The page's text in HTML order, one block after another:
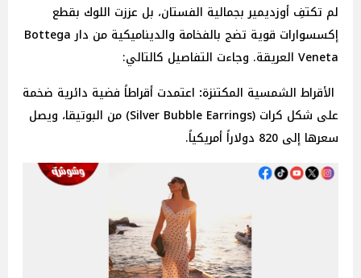
لم تكتفِ أوزديمير بجمالية الفستان، بل عززت اللوك بقطع
إكسسوارات قوية تضج بالفخامة والديناميكية من دار Bottega
Veneta العريقة. وجاءت التفاصيل كالتالي:
الأقراط الشمسية المكتنزة: اعتمدت أقراطاً فضية دائرية ضخمة
على شكل كرات (Silver Bubble Earrings) من البوتيقا، ويصل
سعرها إلى 820
دولاراً أمريكياً.